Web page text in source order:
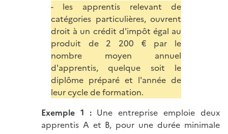
- les apprentis relevant de
catégories particulières, ouvrent
droit à un crédit d'impôt égal au
produit de 2 200 € par le
nombre moyen annuel
d'apprentis, quelque soit le
diplôme préparé et l'année de
leur cycle de formation.
Exemple 1 : Une entreprise emploie deux
apprentis A et B, pour une durée minimale